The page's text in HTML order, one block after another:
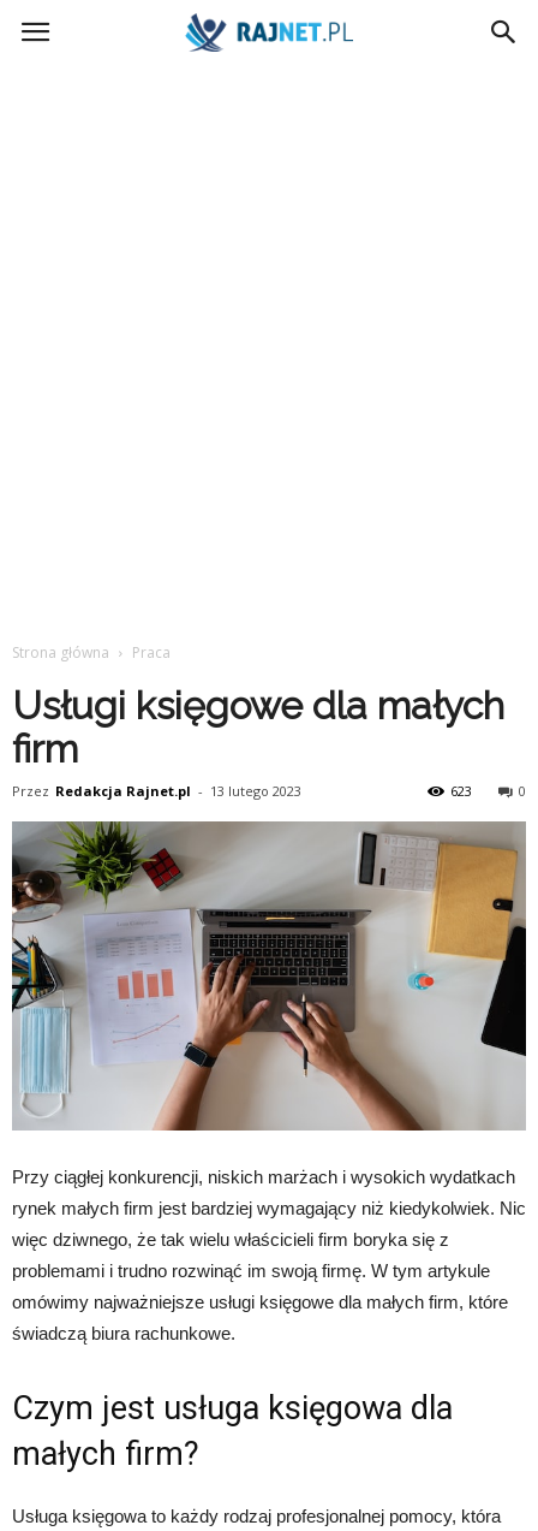
rajnet.pl
Strona główna Praca
Usługi księgowe dla małych
firm
Przez Redakcja Rajnet.pl - 13 lutego 2023 0
623
Przy ciągłej konkurencji, niskich marżach i wysokich wydatkach
rynek małych firm jest bardziej wymagający niż kiedykolwiek. Nic
więc dziwnego, że tak wielu właścicieli firm boryka się z
problemami i trudno rozwinąć im swoją firmę. W tym artykule
omówimy najważniejsze usługi księgowe dla małych firm, które
świadczą biura rachunkowe.
Czym jest usługa księgowa dla
małych firm?
Usługa księgowa to każdy rodzaj profesjonalnej pomocy, która